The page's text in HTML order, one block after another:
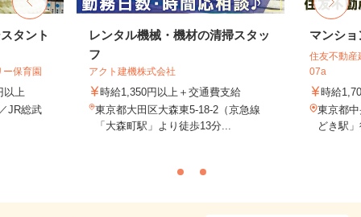
タント
保育園
以上
JR総武
レンタル機械・機材の清掃スタッ
フ
アクト建機株式会社
時給1,350円以上＋交通費支給
東京都大田区大森東5-18-2（京急線
「大森町駅」より徒歩13分...
マンシ
住友不動産
07a
時給
東京都
どき駅